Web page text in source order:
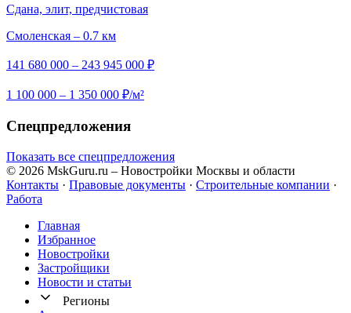
Сдана, элит, предчистовая
Смоленская – 0.7 км
141 680 000 – 243 945 000 ₽
1 100 000 – 1 350 000 ₽/м²
Спецпредложения
Показать все спецпредложения
© 2026 MskGuru.ru – Новостройки Москвы и области
Контакты · Правовые документы · Строительные компании ·
Работа
Главная
Избранное
Новостр ойки
Застройщики
Новости и статьи
Регионы